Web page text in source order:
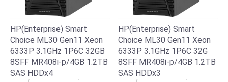
HP(Enterprise) Smart
Choice ML30 Gen11 Xeon
6333P 3.1GHz 1P6C 32GB
8SFF MR408i-p/4GB 1.2TB
SAS HDDx4
HP(Enterprise) Smart
Choice ML30 Gen11 Xeon
6333P 3.1GHz 1P6C 32G
8SFF MR408i-p/4GB 1.2TB
SAS HDDx3